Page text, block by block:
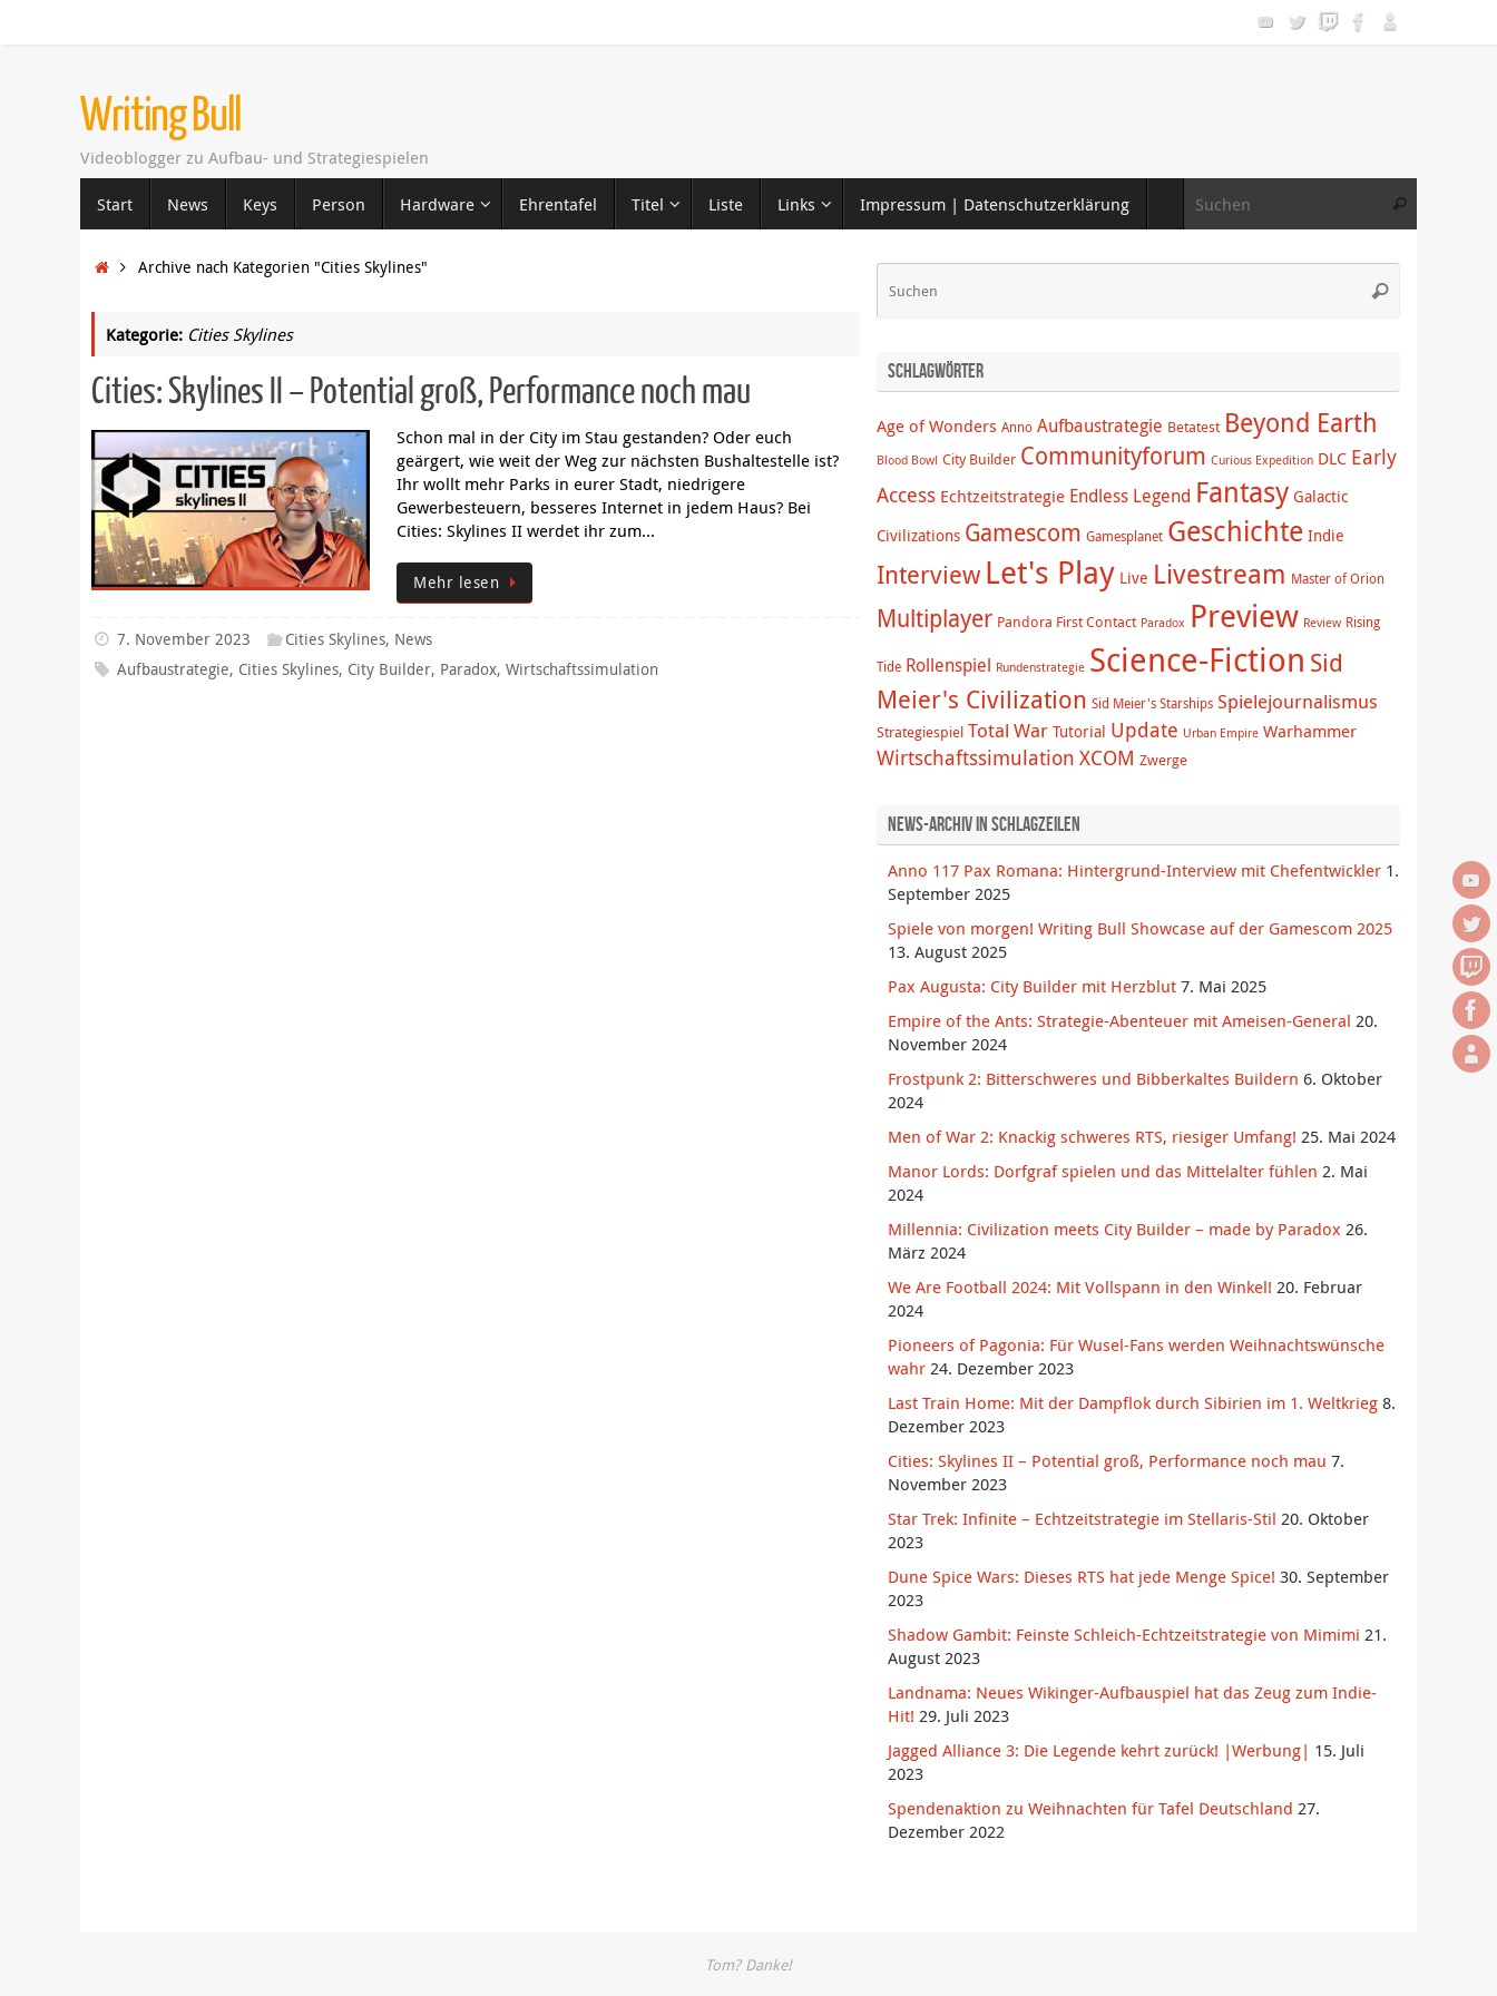
Writing Bull
Videoblogger zu Aufbau- und Strategiespielen
Inhalt
springen
Start News Keys Person Hardware Ehrentafel Titel Liste Links Impressum | Datenschutzerklärung Suchen
Startseite
Archive nach Kategorien "Cities Skylines"
Kategorie: Cities Skylines
Cities: Skylines II – Potential groß, Performance noch mau
Schon mal in der City im Stau gestanden? Oder euch
geärgert, wie weit der Weg zur nächsten Bushaltestelle ist?
Ihr wollt mehr Parks in eurer Stadt, niedrigere
Gewerbesteuern, besseres Internet in jedem Haus? Bei
Cities: Skylines II werdet ihr zum…
Mehr lesen
7. November 2023 Cities Skylines, News
Aufbaustrategie, Cities Skylines, City Builder, Paradox,Wirtschaftssimulation
Suchen
Schlagwörter
Age of Wonders Anno Aufbaustrategie Betatest Beyond Earth
Blood Bowl City Builder Communityforum Curious Expedition DLC Early
Access Echtzeitstrategie Endless Legend Fantasy Galactic
Civilizations Gamescom Gamesplanet Geschichte Indie
Interview Let's Play Live Livestream Master of Orion
Multiplayer Pandora First Contact Paradox Preview Review Rising
Tide Rollenspiel Rundenstrategie Science-Fiction Sid
Meier's Civilization Sid Meier's Starships Spielejournalismus
Strategiespiel Total War Tutorial Update Urban Empire Warhammer
Wirtschaftssimulation XCOM Zwerge
News-Archiv in Schlagzeilen
Anno 117 Pax Romana: Hintergrund-Interview mit Chefentwickler 1.
September 2025
Spiele von morgen! Writing Bull Showcase auf der Gamescom 2025
13. August 2025
Pax Augusta: City Builder mit Herzblut 7. Mai 2025
Empire of the Ants: Strategie-Abenteuer mit Ameisen-General 20.
November 2024
Frostpunk 2: Bitterschweres und Bibberkaltes Buildern 6. Oktober
2024
Men of War 2: Knackig schweres RTS, riesiger Umfang! 25. Mai 2024
Manor Lords: Dorfgraf spielen und das Mittelalter fühlen 2. Mai
2024
Millennia: Civilization meets City Builder – made by Paradox 26.
März 2024
We Are Football 2024: Mit Vollspann in den Winkel! 20. Februar
2024
Pioneers of Pagonia: Für Wusel-Fans werden Weihnachtswünsche
wahr 24. Dezember 2023
Last Train Home: Mit der Dampflok durch Sibirien im 1. Weltkrieg 8.
Dezember 2023
Cities: Skylines II – Potential groß, Performance noch mau 7.
November 2023
Star Trek: Infinite – Echtzeitstrategie im Stellaris-Stil 20. Oktober
2023
Dune Spice Wars: Dieses RTS hat jede Menge Spice! 30. September
2023
Shadow Gambit: Feinste Schleich-Echtzeitstrategie von Mimimi 21.
August 2023
Landnama: Neues Wikinger-Aufbauspiel hat das Zeug zum Indie-
Hit! 29. Juli 2023
Jagged Alliance 3: Die Legende kehrt zurück! |Werbung| 15. Juli
2023
Spendenaktion zu Weihnachten für Tafel Deutschland 27.
Dezember 2022
Tom? Danke!